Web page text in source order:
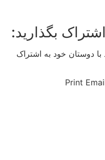
بگذارید:
دوستان خود به اشتراک
Print